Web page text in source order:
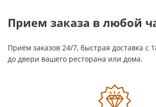
Прием заказа в любой
Приём заказов 24/7, быстрая доставка с
до двери вашего ресторана или дома.